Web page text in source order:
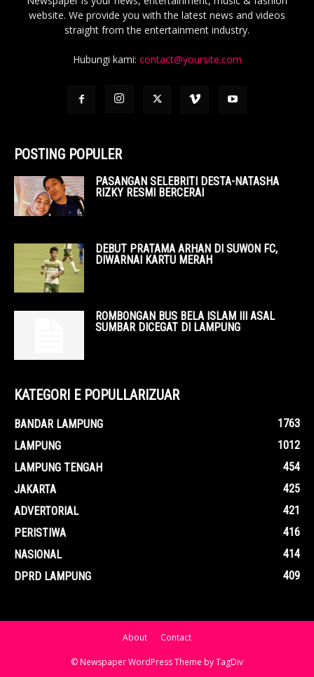
website. We provide you with the latest news and videos
straight from the entertainment industry.
Hubungi kami: contact@yoursite.com
POSTING POPULER
PASANGAN SELEBRITI DESTA-NATASHA
RIZKY RESMI BERCERAI
DEBUT PRATAMA ARHAN DI SUWON FC,
DIWARNAI KARTU MERAH
ROMBONGAN BUS BELA ISLAM III ASAL
SUMBAR DICEGAT DI LAMPUNG
KATEGORI E POPULLARIZUAR
BANDAR LAMPUNG
1763
LAMPUNG
1012
LAMPUNG TENGAH
454
JAKARTA
425
ADVERTORIAL
421
PERISTIWA
416
NASIONAL
414
DPRD LAMPUNG
409
About Contact
© Newspaper WordPress Theme by TagDiv